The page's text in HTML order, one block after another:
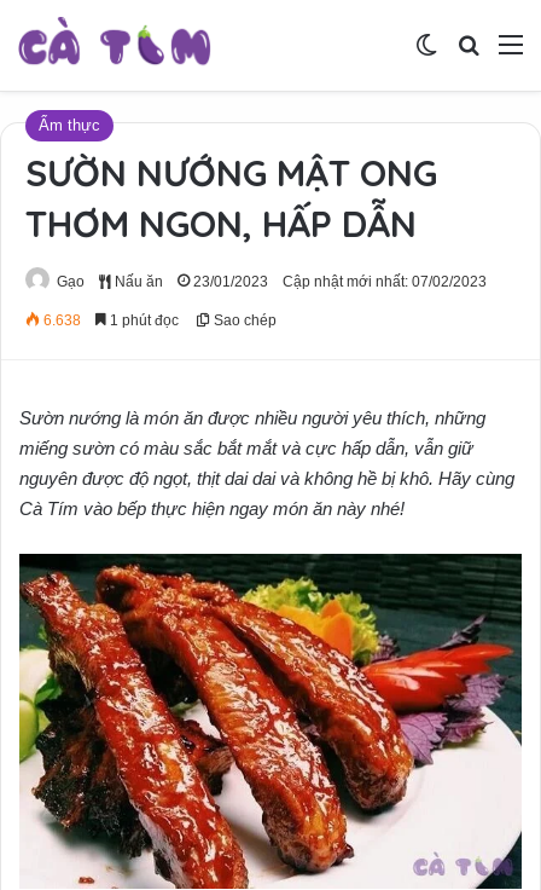
Tìm
Switch skin
Ẩm thực
SƯỜN NƯỚNG MẬT ONG
THƠM NGON, HẤP DẪN
Gạo Nấu ăn 23/01/2023 Cập nhật mới nhất: 07/02/2023
6.638 1 phút đọc Sao chép
Sườn nướng là món ăn được nhiều người yêu thích, những
miếng sườn có màu sắc bắt mắt và cực hấp dẫn, vẫn giữ
nguyên được độ ngọt, thịt dai dai và không hề bị khô. Hãy cùng
Cà Tím vào bếp thực hiện ngay món ăn này nhé!